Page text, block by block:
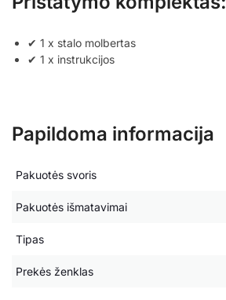
✔ 1 x stalo molbertas
✔ 1 x instrukcijos
Papildoma informacija
Pakuotės svoris
Pakuotės išmatavimai
Tipas
Prekės ženklas